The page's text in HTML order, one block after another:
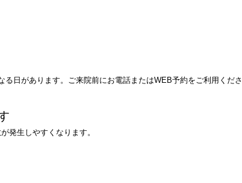
日があります。ご来院前にお電話またはWEB予約をご利用くださ
発生しやすくなります。